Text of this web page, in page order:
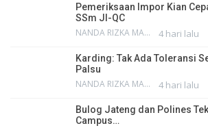
Pemeriksaan Impor Kian
SSm JI-QC
NANDA RIZKA MAHENDRA 4 hari lalu
Karding: Tak Ada Toleransi
Palsu
NANDA RIZKA MAHENDRA 4 hari lalu
Bulog Jateng dan Polines
Campus…